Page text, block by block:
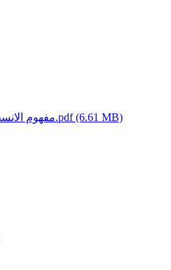
مفهوم الانسجام بين البلاغة ولسانيات النّصّ.pdf(6.61 MB)